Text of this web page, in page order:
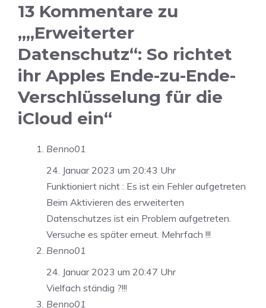
13 Kommentare zu
„„Erweiterter
Datenschutz“: So richtet
ihr Apples Ende-zu-Ende-
Verschlüsselung für die
iCloud ein“
Benno01
24. Januar 2023 um 20:43 Uhr
Funktioniert nicht : Es ist ein Fehler aufgetreten
Beim Aktivieren des erweiterten
Datenschutzes ist ein Problem aufgetreten.
Versuche es später erneut. Mehrfach !!!
Benno01
24. Januar 2023 um 20:47 Uhr
Vielfach ständig ?!!!
Benno01